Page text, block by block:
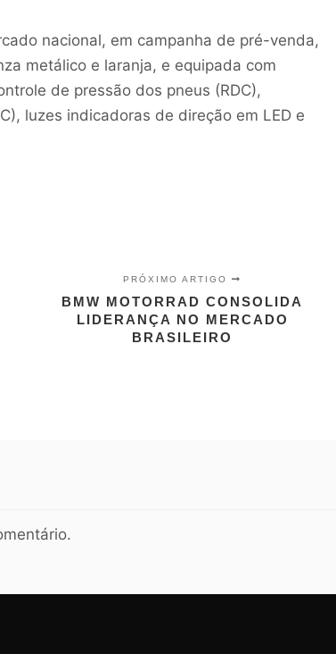
nacional, em campanha de pré-venda,
metálico e laranja, e equipada com
de pressão dos pneus (RDC),
luzes indicadoras de direção em LED e
PRÓXIMO ARTIGO
BMW MOTORRAD CONSOLIDA
LIDERANÇA NO MERCADO
BRASILEIRO